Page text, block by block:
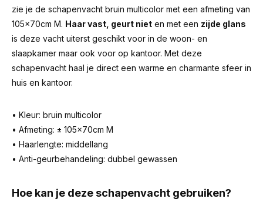
zie je de schapenvacht bruin multicolor met een afmeting van
105x70cm M. Haar vast, geurt niet en met een zijde glans
is deze vacht uiterst geschikt voor in de woon- en
slaapkamer maar ook voor op kantoor. Met deze
schapenvacht haal je direct een warme en charmante sfeer in
huis en kantoor.
• Kleur: bruin multicolor
• Afmeting: ± 105x70cm M
• Haarlengte: middellang
• Anti-geurbehandeling: dubbel gewassen
Hoe kan je deze schapenvacht gebruiken?